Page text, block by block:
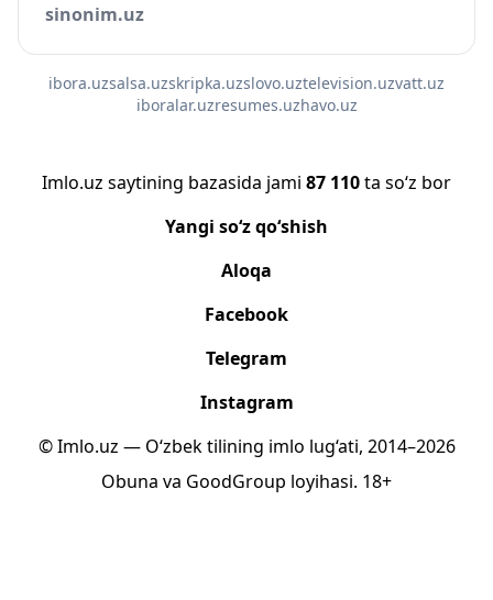
sinonim.uz
ibora.uzsalsa.uzskripka.uzslovo.uztelevision.uzvatt.uz
iboralar.uzresumes.uzhavo.uz
Imlo.uz saytining bazasida jami 87 110ta so‘z bor
Yangi so‘z qo‘shish
Aloqa
Facebook
Telegram
Instagram
© Imlo.uz — O‘zbek tilining imlo lug‘ati, 2014–2026
Obuna va GoodGroup loyihasi. 18+